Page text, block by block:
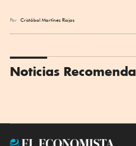
Por Cristóbal Martínez Riojas
Noticias